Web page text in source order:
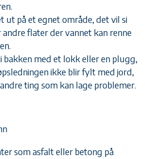
ut på et egnet område, det vil si
andre flater der vannet kan renne
bakken med et lokk eller en plugg,
ikke blir fylt med jord,
ting som kan lage problemer.
som asfalt eller betong på